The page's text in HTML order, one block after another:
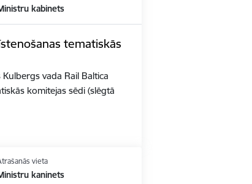
kabinets
tematiskās
vada Rail Baltica
komitejas sēdi (slēgtā
vieta
kaninets